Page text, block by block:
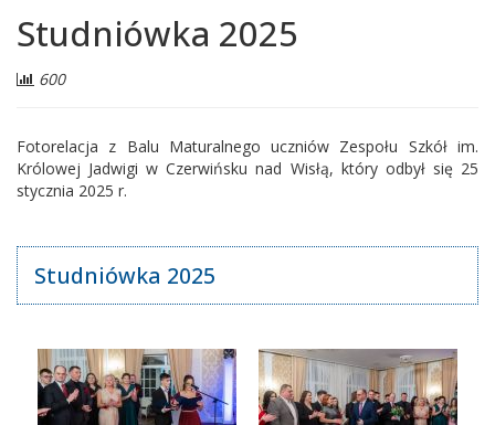
Studniówka 2025
Liczba
600
Fotorelacja z Balu Maturalnego uczniów Zespołu Szkół im.
Królowej Jadwigi w Czerwińsku nad Wisłą, który odbył się 25
stycznia 2025 r.
Studniówka 2025